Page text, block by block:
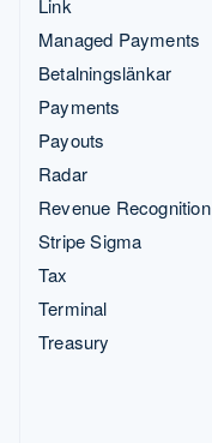
Managed Payments
Betalningslänkar
Payments
Payouts
Radar
Revenue Recognition
Stripe Sigma
Tax
Terminal
Treasury